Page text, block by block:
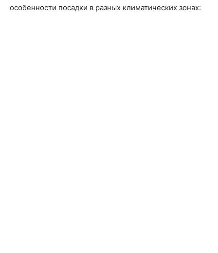
особенности посадки в разных климатических зонах: